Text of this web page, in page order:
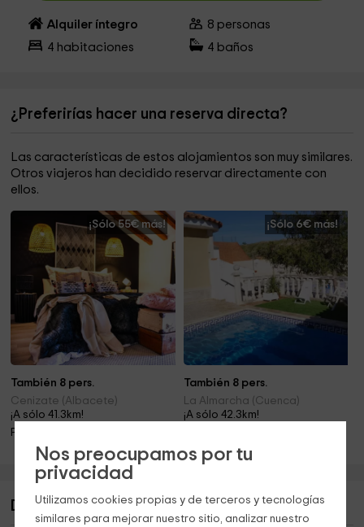
Nos preocupamos por tu
privacidad
Utilizamos cookies propias y de terceros y tecnologías
similares para mejorar nuestro sitio, analizar nuestro
Alquiler íntegro 8 personas
4 habitaciones 4 baños
¿Preferirías hacer una reserva directa?
Las características de estos alojamientos son muy similares.
Otros viajeros han decidido reservar directamente con
ellos.
¡Sólo 55€ más!
También 8 pers.
Cenizate (Albacete)
¡A sólo 41.3km!
¡Sólo 6€ más!
También 8 pers.
La Almarcha (Cuenca)
¡A sólo 42.3km!
Descripción de El Jardín Manchego